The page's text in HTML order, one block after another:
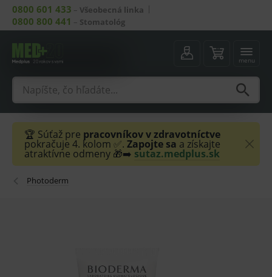
0800 601 433 – Všeobecná linka
0800 800 441 – Stomatológ
menu
🏆 Súťaž pre pracovníkov v zdravotníctve
pokračuje 4. kolom ✅. Zapojte sa a získajte
atraktívne odmeny 🎁➡️ sutaz.medplus.sk
Photoderm